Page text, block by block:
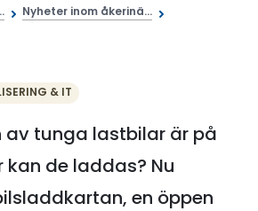
Nyheter inom åkerinä...
& IT
av tunga lastbilar är på
de laddas? Nu
en öppen